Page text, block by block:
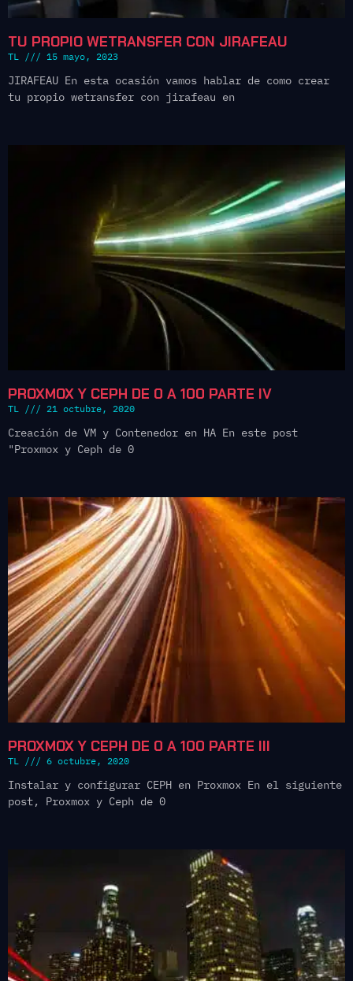
TU PROPIO WETRANSFER CON JIRAFEAU
TL 15 mayo, 2023
JIRAFEAU En esta ocasión vamos hablar de como crear
tu propio wetransfer con jirafeau en
PROXMOX Y CEPH DE 0 A 100 PARTE IV
TL 21 octubre, 2020
Creación de VM y Contenedor en HA En este post
"Proxmox y Ceph de 0
PROXMOX Y CEPH DE 0 A 100 PARTE III
TL 6 octubre, 2020
Instalar y configurar CEPH en Proxmox En el siguiente
post, Proxmox y Ceph de 0